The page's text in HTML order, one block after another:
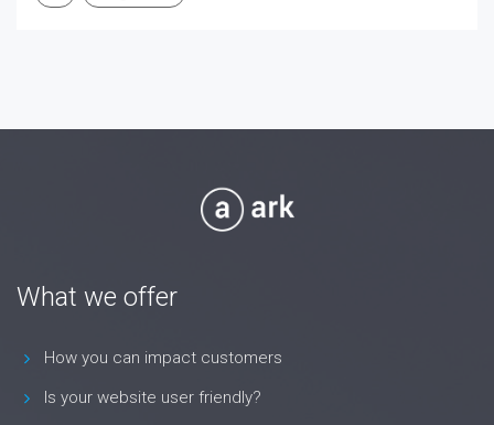
What we offer
How you can impact customers
Is your website user friendly?